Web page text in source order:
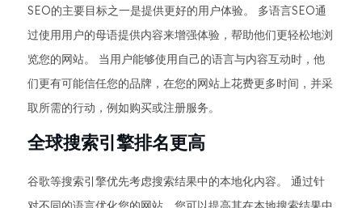
SEO的主要目标之一是提供更好的用户体验。 多语言SEO通
过使用用户的母语提供内容来增强体验，帮助他们更轻松地浏
览您的网站。 当用户能够使用自己的语言与内容互动时，他
们更有可能信任您的品牌，在您的网站上花费更多时间，并采
取所需的行动，例如购买或注册服务。
全球搜索引擎排名更高
谷歌等搜索引擎优先考虑搜索结果中的本地化内容。 通过针